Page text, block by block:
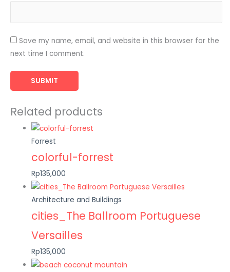
Save my name, email, and website in this browser for the
next time I comment.
Related products
Forrest
colorful-forrest
Rp135,000
Architecture and Buildings
cities_The Ballroom Portuguese
Versailles
Rp135,000